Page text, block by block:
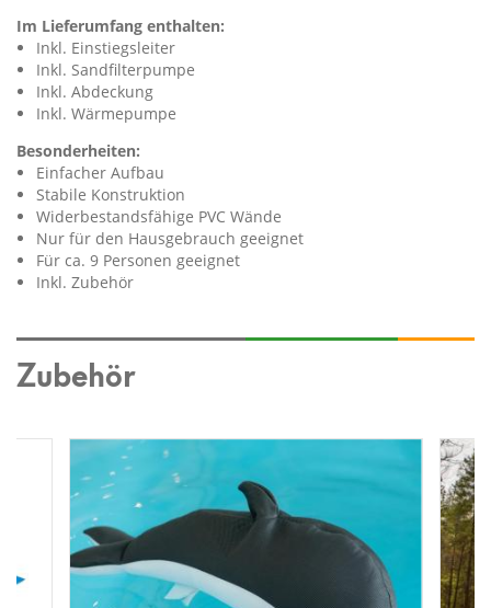
Im Lieferumfang enthalten:
Inkl. Einstiegsleiter
Inkl. Sandfilterpumpe
Inkl. Abdeckung
Inkl. Wärmepumpe
Besonderheiten:
Einfacher Aufbau
Stabile Konstruktion
Widerbestandsfähige PVC Wände
Nur für den Hausgebrauch geeignet
Für ca. 9 Personen geeignet
Inkl. Zubehör
Zubehör